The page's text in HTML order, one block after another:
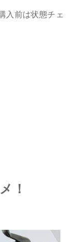
入前は状態チェ
！